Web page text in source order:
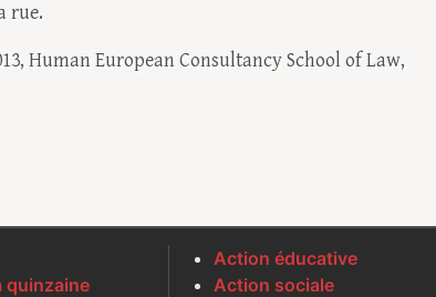
rue.
Human European Consultancy School of Law,
quinzaine
Action éducative
Action sociale